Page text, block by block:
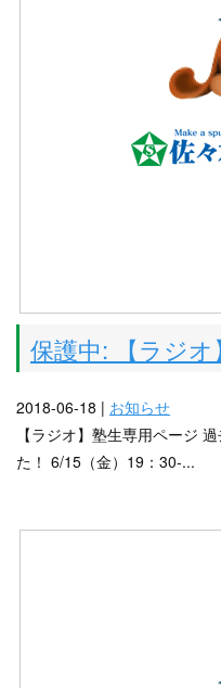
保護中: 【ラジ
2018-06-18 | お知らせ
【ラジオ】塾生専用ページ
た！ 6/15（金）19：30-...